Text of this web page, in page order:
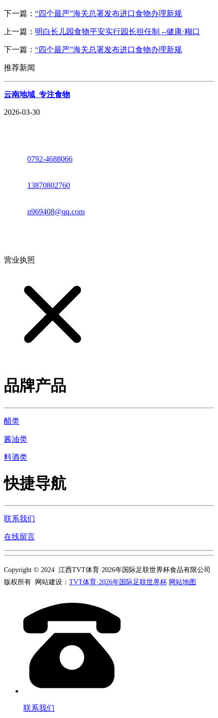
下一篇： “四个最严”海关总署发布进口食物办理新规
上一篇： 明白长儿园食物平安实行园长担任制 --健康·糊口
下一篇： “四个最严”海关总署发布进口食物办理新规
推荐新闻
云南地域_专注食物
2026-03-30
0792-4688066
13870802760
n969408@qq.com
营业执照
品牌产品
醋类
酱油类
料酒类
快捷导航
联系我们
在线留言
Copyright © 2024 江西TVT体育·2026年国际足联世界杯食品有限公司
版权所有 网站建设： TVT体育·2026年国际足联世界杯 网站地图
联系我们